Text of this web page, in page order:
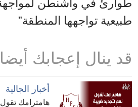
طوارئ في واشنطن لمواجهة
طبيعية تواجهها المنطقة”
قد ينال إعجابك أيضا
أخبار الجالية
هامترامك